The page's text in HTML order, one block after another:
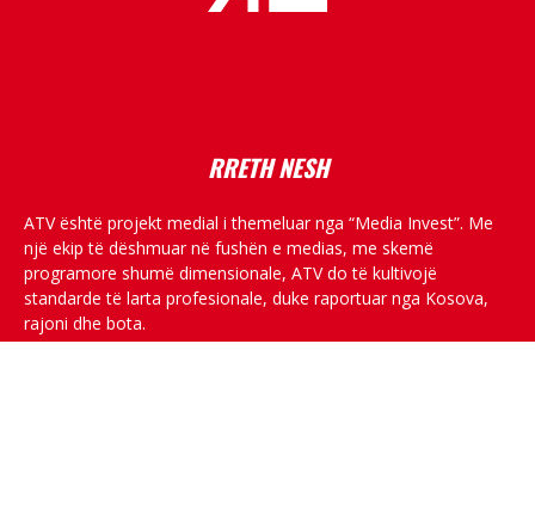
RRETH NESH
ATV është projekt medial i themeluar nga “Media Invest”. Me
një ekip të dëshmuar në fushën e medias, me skemë
programore shumë dimensionale, ATV do të kultivojë
standarde të larta profesionale, duke raportuar nga Kosova,
rajoni dhe bota.